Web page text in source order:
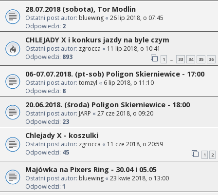
28.07.2018 (sobota), Tor Modlin
Ostatni post autor: bluewing « 26 lip 2018, o 07:45
Odpowiedzi: 2
CHLEJADY X i konkurs jazdy na byle czym
Ostatni post autor: zgrocca « 11 lip 2018, o 10:41
Odpowiedzi: 893 1 … 33 34 35 36
06-07.07.2018. (pt-sob) Poligon Skierniewice - 17:00
Ostatni post autor: tomzyl « 6 lip 2018, o 11:10
Odpowiedzi: 8
20.06.2018. (środa) Poligon Skierniewice - 18:00
Ostatni post autor: JARP « 27 cze 2018, o 09:20
Odpowiedzi: 23
Chlejady X - koszulki
Ostatni post autor: zgrocca « 11 cze 2018, o 20:59
Odpowiedzi: 45 1 2
Majówka na Pixers Ring - 30.04 i 05.05
Ostatni post autor: bluewing « 23 kwie 2018, o 13:00
Odpowiedzi: 1